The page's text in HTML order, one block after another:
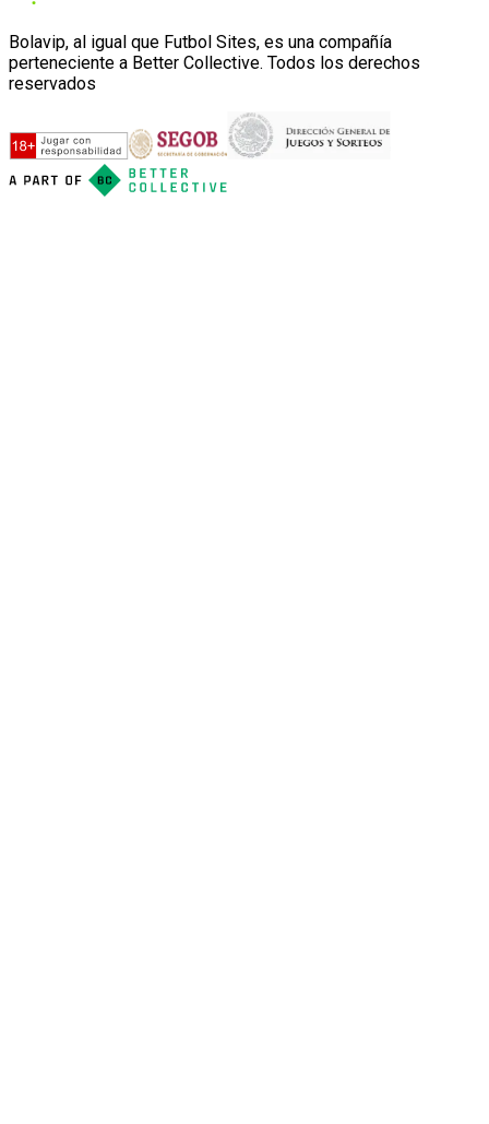
Bolavip, al igual que Futbol Sites, es una compañía
perteneciente a Better Collective. Todos los derechos
reservados